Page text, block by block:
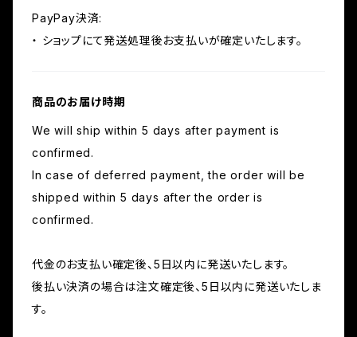
PayPay決済:
・ ショップにて発送処理後お支払いが確定いたします。
商品のお届け時期
We will ship within 5 days after payment is
confirmed.
In case of deferred payment, the order will be
shipped within 5 days after the order is
confirmed.
代金のお支払い確定後、5日以内に発送いたします。
後払い決済の場合は注文確定後、5日以内に発送いたしま
す。